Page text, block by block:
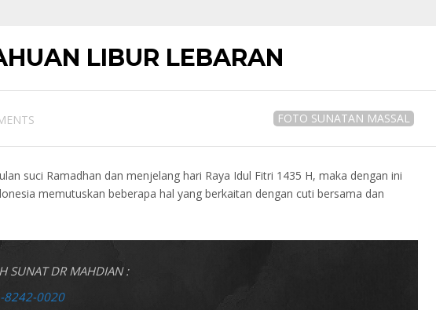
LIBUR LEBARAN
FOTO SUNATAN MASSAL
suci Ramadhan dan menjelang hari Raya Idul Fitri 1435 H, maka dengan ini
memutuskan beberapa hal yang berkaitan dengan cuti bersama dan
SUNAT DR MAHDIAN :
8242-0020